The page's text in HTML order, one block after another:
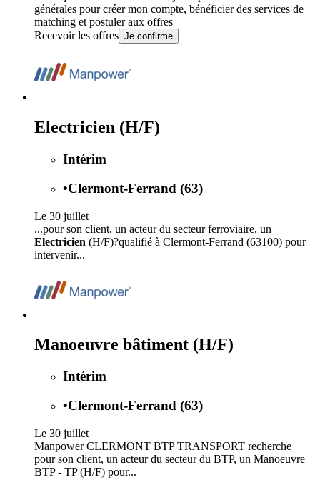
générales pour créer mon compte, bénéficier des services de
matching et postuler aux offres
Recevoir les offres Je confirme
Electricien (H/F)
Intérim
•Clermont-Ferrand (63)
Le 30 juillet
...pour son client, un acteur du secteur ferroviaire, un
Electricien (H/F)?qualifié à Clermont-Ferrand (63100) pour
intervenir...
Manoeuvre bâtiment (H/F)
Intérim
•Clermont-Ferrand (63)
Le 30 juillet
Manpower CLERMONT BTP TRANSPORT recherche
pour son client, un acteur du secteur du BTP, un Manoeuvre
BTP - TP (H/F) pour...